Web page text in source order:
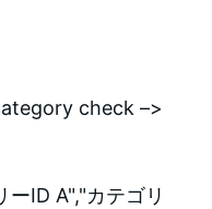
check –>
ID A","カテゴリ